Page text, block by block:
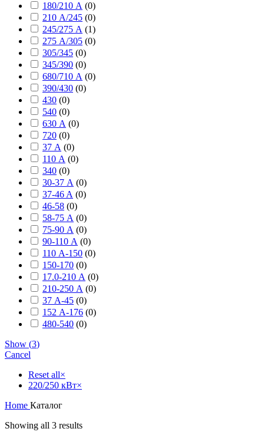
180/210 А (0)
210 А/245 (0)
245/275 А (1)
275 А/305 (0)
305/345 (0)
345/390 (0)
680/710 А (0)
390/430 (0)
430 (0)
540 (0)
630 А (0)
720 (0)
37 А (0)
110 А (0)
340 (0)
30-37 А (0)
37-46 A (0)
46-58 (0)
58-75 А (0)
75-90 А (0)
90-110 А (0)
110 А-150 (0)
150-170 (0)
17.0-210 А (0)
210-250 А (0)
37 А-45 (0)
152 А-176 (0)
480-540 (0)
Show (3)
Cancel
Reset all×
220/250 кВт×
Home Каталог
Showing all 3 results